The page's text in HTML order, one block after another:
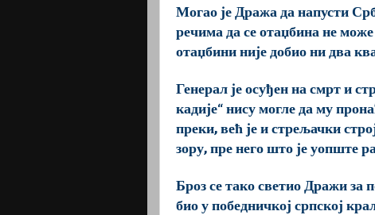
Могао је Дража да напусти
речима да се отаџбина не
отаџбини није добио ни два
Генерал је осуђен на смрт и
кадије“ нису могле да му
преки, већ је и стрељачки
зору, пре него што је уопште
Броз се тако светио Дражи за
био у победничкој српској